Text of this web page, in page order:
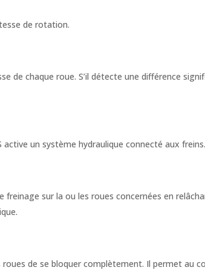
de rotation.
de chaque roue. S’il détecte une différence
un système hydraulique connecté aux freins.
sur la ou les roues concernées en
de se bloquer complètement. Il permet au